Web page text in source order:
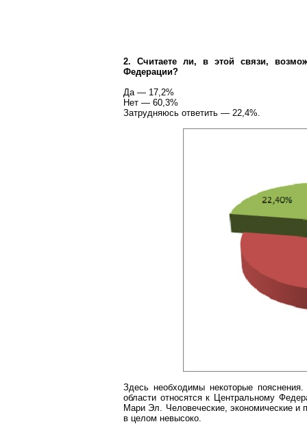
2. Считаете ли, в этой связи,
Федерации?
Да — 17,2%
Нет — 60,3%
Затрудняюсь ответить — 22,4%.
Здесь необходимы некоторые
области относятся к Центральному
Мари Эл. Человеческие, экономические и
в целом невысоко.